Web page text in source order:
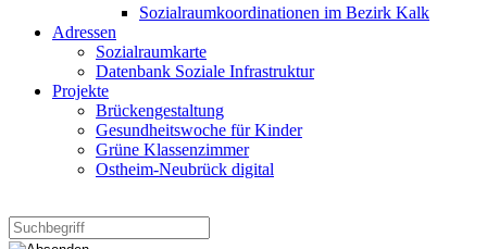
Sozialraumkoordinationen im Bezirk Kalk
Adressen
Sozialraumkarte
Datenbank Soziale Infrastruktur
Projekte
Brückengestaltung
Gesundheitswoche für Kinder
Grüne Klassenzimmer
Ostheim-Neubrück digital